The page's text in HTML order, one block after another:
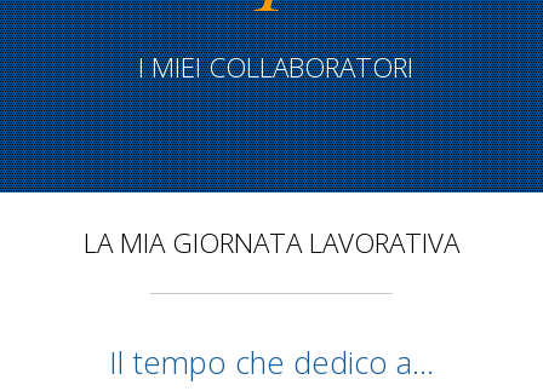
I MIEI COLLABORATORI
LA MIA GIORNATA LAVORATIVA
Il tempo che dedico a...